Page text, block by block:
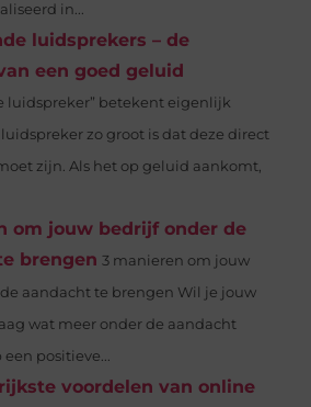
in...
luidsprekers – de
een goed geluid
luidspreker” betekent eigenlijk
zo groot is dat deze direct
zijn. Als het op geluid aankomt,
om jouw bedrijf onder de
brengen 3 manieren om jouw
aandacht te brengen Wil je jouw
wat meer onder de aandacht
een positieve...
voordelen van online